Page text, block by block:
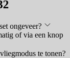
ongeveer?
of via een knop
te tonen?